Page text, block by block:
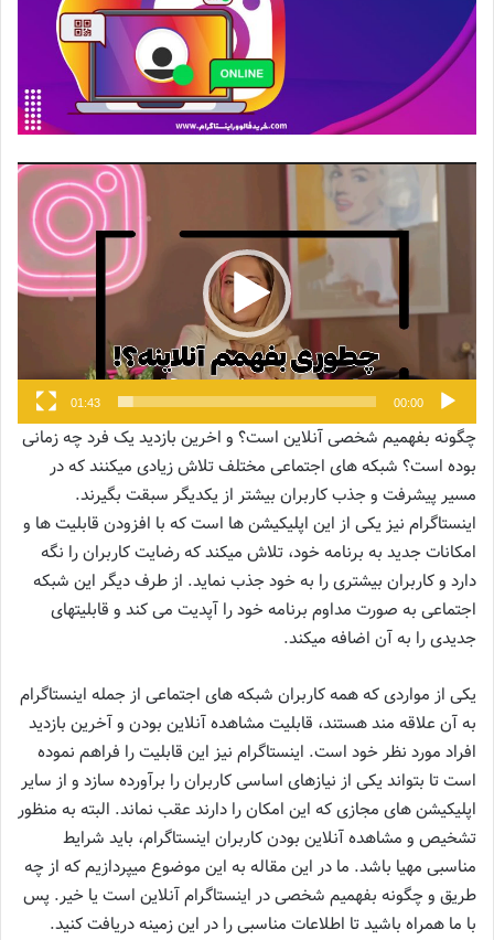
00:00
01:43
چگونه بفهمیم شخصی آنلاین است؟ و اخرین بازدید یک فرد چه زمانی
بوده است؟ شبکه‌ های اجتماعی مختلف تلاش زیادی میکنند که در
مسیر پیشرفت و جذب کاربران بیشتر از یکدیگر سبقت بگیرند.
اینستاگرام نیز یکی از این اپلیکیشن‌ ها است که با افزودن قابلیت‌ ها و
امکانات جدید به برنامه خود، تلاش میکند که رضایت کاربران را نگه
دارد و کاربران بیشتری را به خود جذب نماید. از طرف دیگر این شبکه
اجتماعی به صورت مداوم برنامه خود را آپدیت می کند و قابلیتهای
جدیدی را به آن اضافه میکند.
یکی از مواردی که همه کاربران شبکه‌ های اجتماعی از جمله اینستاگرام
به آن علاقه‌ مند هستند، قابلیت مشاهده آنلاین بودن و آخرین بازدید
افراد مورد نظر خود است. اینستاگرام نیز این قابلیت را فراهم نموده
است تا بتواند یکی از نیازهای اساسی کاربران را برآورده سازد و از سایر
اپلیکیشن‌ های مجازی که این امکان را دارند عقب نماند. البته به منظور
تشخیص و مشاهده آنلاین بودن کاربران اینستاگرام، باید شرایط
مناسبی مهیا باشد. ما در این مقاله به این موضوع میپردازیم که از چه
طریق و چگونه بفهمیم شخصی در اینستاگرام آنلاین است یا خیر. پس
با ما همراه باشید تا اطلاعات مناسبی را در این زمینه دریافت کنید.